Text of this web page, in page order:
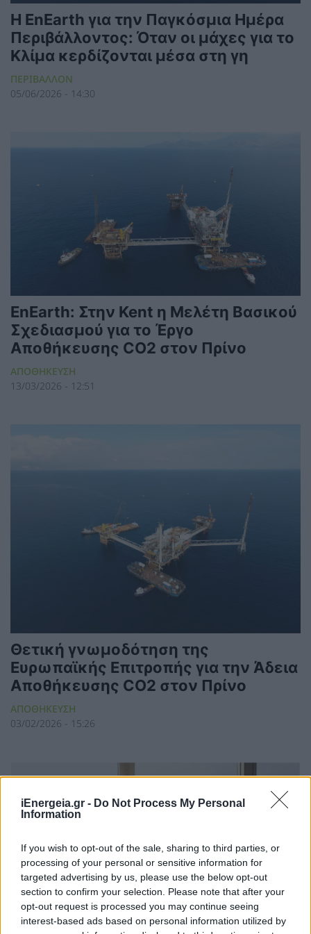
iEnergeia.gr - Do Not Process My Personal
Information
If you wish to opt-out of the sale, sharing to third parties, or
processing of your personal or sensitive information for
targeted advertising by us, please use the below opt-out
section to confirm your selection. Please note that after your
opt-out request is processed you may continue seeing
interest-based ads based on personal information utilized by
Η EnEarth για την Παγκόσμια Ημέρα
Περιβάλλοντος: Όταν οι μάχες για το
Κλίμα κερδίζονται μέσα στη γη
ΠΕΡΙΒΑΛΛΟΝ
05/06/2026 - 14:30
EnEarth: Στην Kent η Μελέτη Βασικού
Σχεδιασμού για το Έργο
Αποθήκευσης CO2 στον Πρίνο
ΑΠΟΘΗΚΕΥΣΗ
13/03/2026 - 12:51
Θετική γνωμοδότηση της
Ευρωπαϊκής Επιτροπής για την Άδεια
Αποθήκευσης CO2 στον Πρίνο
ΑΠΟΘΗΚΕΥΣΗ
03/02/2026 - 15:26